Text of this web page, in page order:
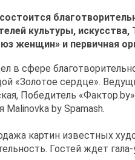
культуры,
женщин» и
в сфере
«Золотое сердце».
Победитель
by Spamash.
картин известных
Гостей ждет